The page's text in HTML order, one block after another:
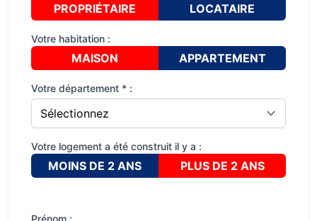
PROPRIÉTAIRE LOCATAIRE
Votre habitation :
MAISON APPARTEMENT
Votre département * :
Votre logement a été construit il y a :
MOINS DE 2 ANS PLUS DE 2 ANS